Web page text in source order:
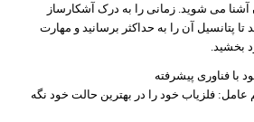
آشنا می شوید. زمانی را به درک آشکارساز
پتانسیل آن را به حداکثر برسانید و مهارت
بخشید.
فناوری پیشرفته
فلزیاب خود را در بهترین حالت خود نگه